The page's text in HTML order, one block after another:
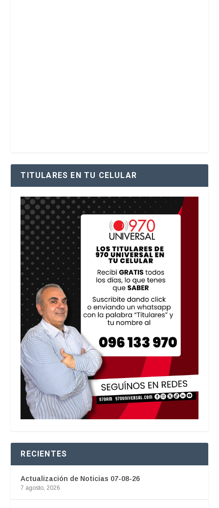
TITULARES EN TU CELULAR
RECIENTES
Actualización de Noticias 07-08-26
7 agosto, 2026